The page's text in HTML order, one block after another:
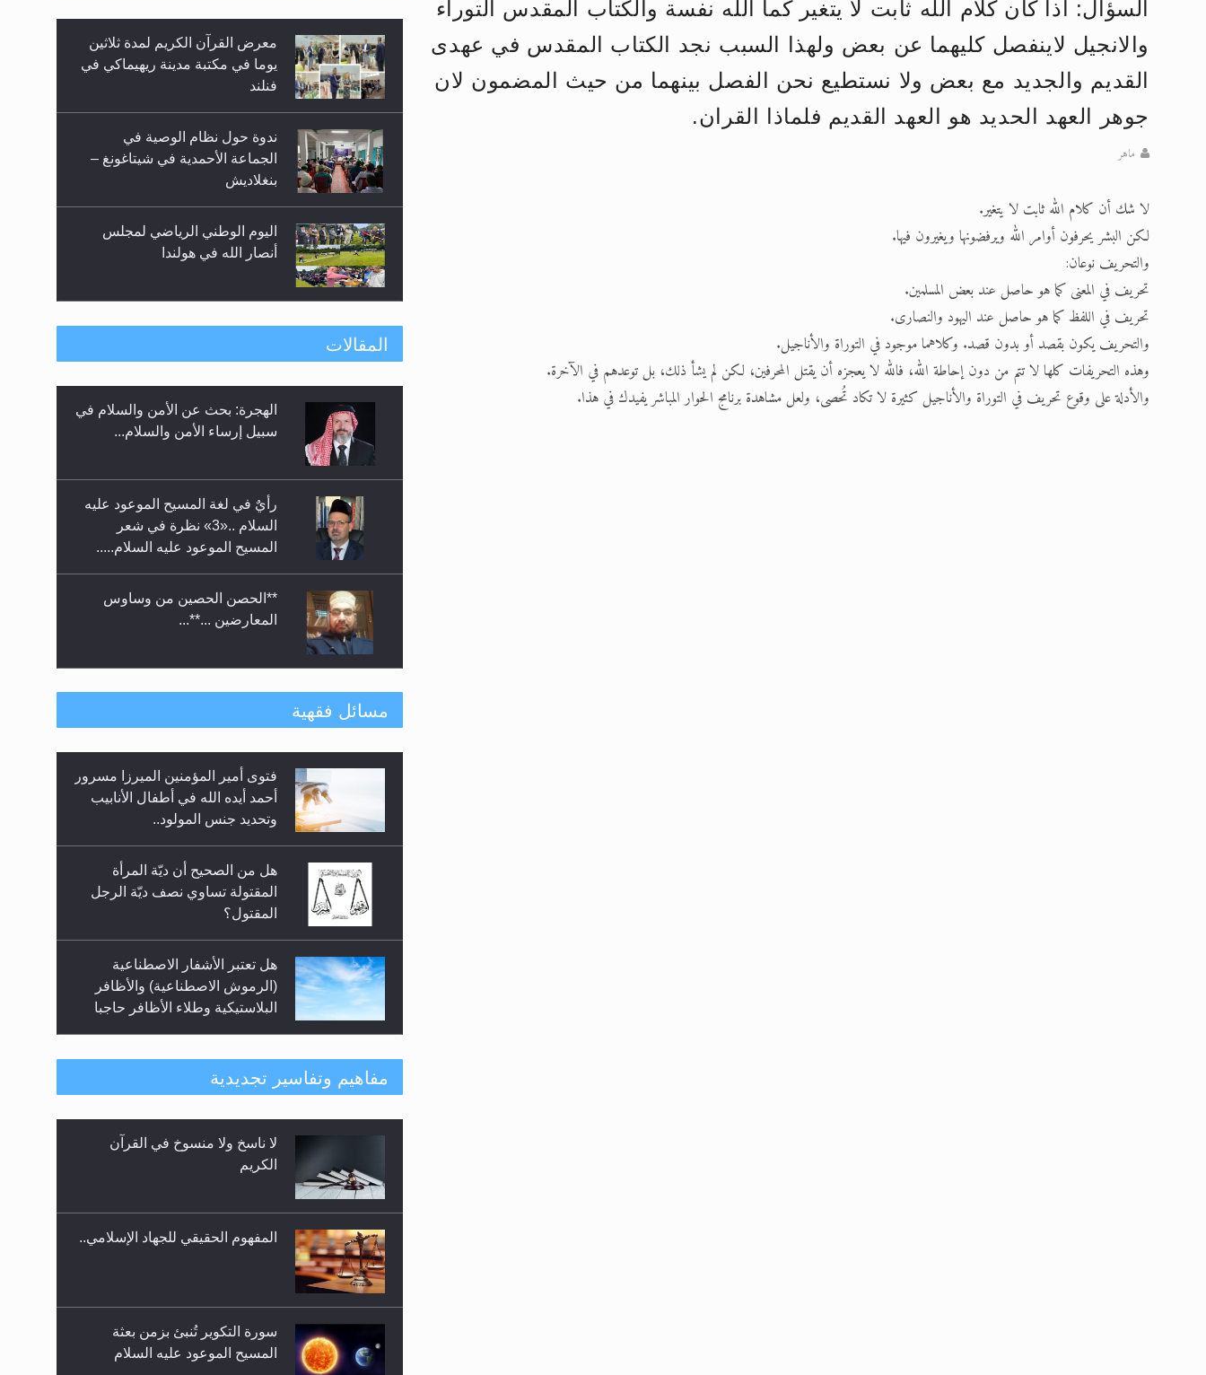
تعميم هامّ لأفراد الجماعة >> المزيد
إعلان هامّ بخصوص الرسائل المرسلة إلى حضرة امير المؤمنين أيده الله والمكتب العربي >> المزيد
للانتقال إلى كافة الردود على القمص زكريا يطرس وأعداء الإسلام اضغط هنا >> المزيد
اقرأ هذا الكتاب وتعرّف على حقيقة الإسراء والمعراج >> المزيد
الحجّ.. دلالات، حِكم، وأهداف >> المزيد
السؤال: اذا كان كلام الله ثابت لا يتغير كما الله نفسة والكتاب المقدس التوراء
والانجيل لاينفصل كليهما عن بعض ولهذا السبب نجد الكتاب المقدس في عهدى
القديم والجديد مع بعض ولا نستطيع نحن الفصل بينهما من حيث المضمون لان
جوهر العهد الحديد هو العهد القديم فلماذا القران.
ماهر
لا شك أن كلام الله ثابت لا يتغير.
لكن البشر يحرفون أوامر الله ويرفضونها ويغيرون فيها.
والتحريف نوعان:
تحريف في المعنى كما هو حاصل عند بعض المسلمين.
تحريف في اللفظ كما هو حاصل عند اليهود والنصارى.
والتحريف يكون بقصد أو بدون قصد. وكلاهما موجود في التوراة والأناجيل.
وهذه التحريفات كلها لا تتم من دون إحاطة الله، فالله لا يعجزه أن يقتل المحرفين، لكن لم يشأ ذلك، بل توعدهم في الآخرة.
والأدلة على وقوع تحريف في التوراة والأناجيل كثيرة لا تكاد تُحصى، ولعل مشاهدة برنامج الحوار المباشر يفيدك في هذا.
معرض القرآن الكريم لمدة ثلاثين
يوما في مكتبة مدينة ريهيماكي في
فنلند
ندوة حول نظام الوصية في
الجماعة الأحمدية في شيتاغونغ –
بنغلاديش
اليوم الوطني الرياضي لمجلس
أنصار الله في هولندا
إتمام حفظ القرآن الكريم لثلاثة
حفل توزيع الشهادات في الجامعة
الأحمدية بنيجيريا لعام 2025
المقالات
الهجرة: بحث عن الأمن والسلام في
سبيل إرساء الأمن والسلام...
رأيٌ في لغة المسيح الموعود عليه
السلام ..«3» نظرة في شعر
المسيح الموعود عليه السلام.....
**الحصن الحصين من وساوس
المعارضين ...**...
متطلَّبات التّحريك الجديد...
رأيٌ في لغة المسيح الموعود عليه
السلام.. 4...
مسائل فقهية
فتوى أمير المؤمنين الميرزا مسرور
أحمد أيده الله في أطفال الأنابيب
وتحديد جنس المولود..
هل من الصحيح أن ديّة المرأة
المقتولة تساوي نصف ديّة الرجل
المقتول؟
هل تعتبر الأشفار الاصطناعية
(الرموش الاصطناعية) والأظافر
البلاستيكية وطلاء الأظافر حاجبا
هل يُحسب حول الزكاة وفق السنة
الميلادية أو الهجرية؟
هل يجوز فتح مشروع كوافير نسائي
للمحجبات وغير المحجبات؟
مفاهيم وتفاسير تجديدية
لا ناسخ ولا منسوخ في القرآن
الكريم
المفهوم الحقيقي للجهاد الإسلامي..
سورة التكوير تُنبئ بزمن بعثة
المسيح الموعود عليه السلام